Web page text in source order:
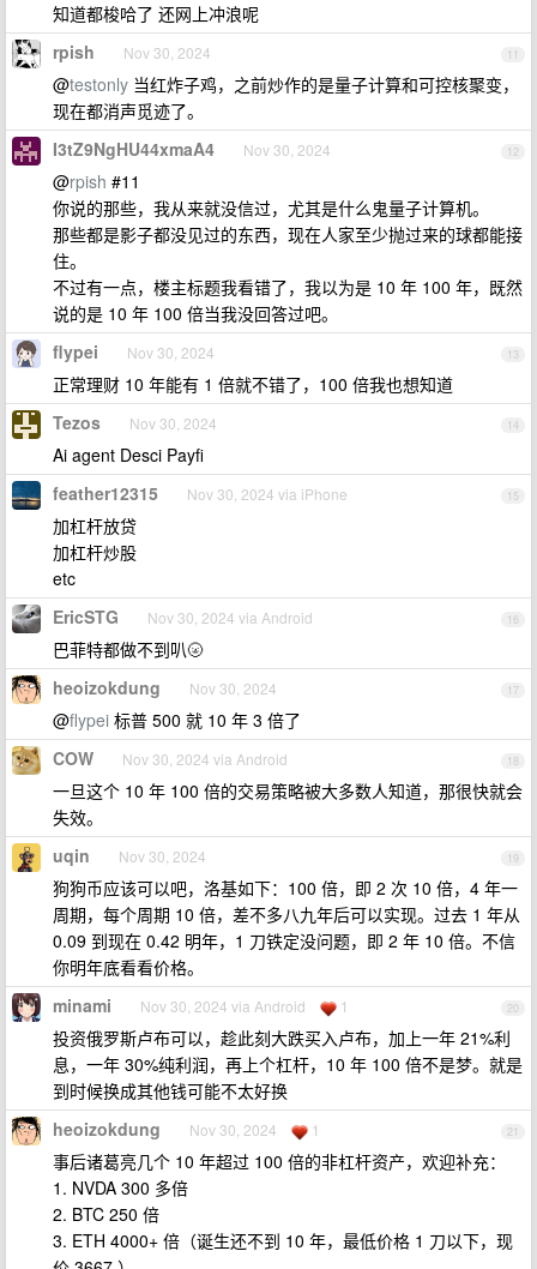
知道都梭哈了 还网上冲浪呢
11
rpish Nov 30, 2024
@testonly 当红炸子鸡，之前炒作的是量子计算和可控核聚变，
现在都消声觅迹了。
12
I3tZ9NgHU44xmaA4 Nov 30, 2024
@rpish #11
你说的那些，我从来就没信过，尤其是什么鬼量子计算机。
那些都是影子都没见过的东西，现在人家至少抛过来的球都能接
住。
不过有一点，楼主标题我看错了，我以为是 10 年 100 年，既然
说的是 10 年 100 倍当我没回答过吧。
13
flypei Nov 30, 2024
正常理财 10 年能有 1 倍就不错了，100 倍我也想知道
14
Tezos Nov 30, 2024
Ai agent Desci Payfi
15
feather12315 Nov 30, 2024 via iPhone
加杠杆放贷
加杠杆炒股
etc
16
EricSTG Nov 30, 2024 via Android
巴菲特都做不到叭🌝
17
heoizokdung Nov 30, 2024
@flypei 标普 500 就 10 年 3 倍了
18
COW Nov 30, 2024 via Android
一旦这个 10 年 100 倍的交易策略被大多数人知道，那很快就会
失效。
19
uqin Nov 30, 2024
狗狗币应该可以吧，洛基如下：100 倍，即 2 次 10 倍，4 年一
周期，每个周期 10 倍，差不多八九年后可以实现。过去 1 年从
0.09 到现在 0.42 明年，1 刀铁定没问题，即 2 年 10 倍。不信
你明年底看看价格。
20
minami Nov 30, 2024 via Android 1
投资俄罗斯卢布可以，趁此刻大跌买入卢布，加上一年 21%利
息，一年 30%纯利润，再上个杠杆，10 年 100 倍不是梦。就是
到时候换成其他钱可能不太好换
21
heoizokdung Nov 30, 2024 1
事后诸葛亮几个 10 年超过 100 倍的非杠杆资产，欢迎补充：
1. NVDA 300 多倍
2. BTC 250 倍
3. ETH 4000+ 倍（诞生还不到 10 年，最低价格 1 刀以下，现